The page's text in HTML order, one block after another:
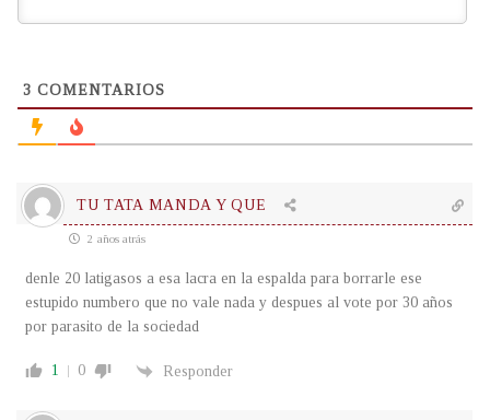
3 COMENTARIOS
TU TATA MANDA Y QUE
2 años atrás
denle 20 latigasos a esa lacra en la espalda para borrarle ese
estupido numbero que no vale nada y despues al vote por 30 años
por parasito de la sociedad
1 0 Responder